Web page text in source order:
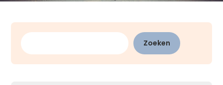
Zoeken
Zoeken